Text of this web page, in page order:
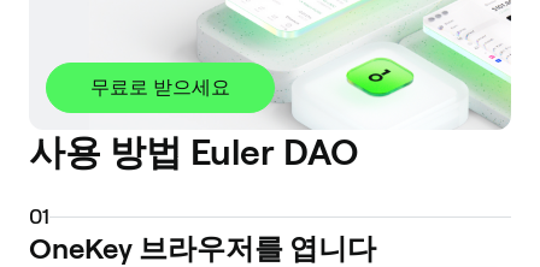
무료로 받으세요
사용 방법 Euler DAO
01
OneKey 브라우저를 엽니다